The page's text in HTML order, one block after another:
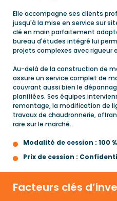
Elle accompagne ses clients
jusqu'à la mise en service sur
clé en main parfaitement
bureau d'études intégré lui
projets complexes avec rigueur
Au-delà de la construction de
assure un service complet de
couvrant aussi bien le
planifiées. Ses équipes
remontage, la modification de
travaux de chaudronnerie,
rare sur le marché.
Modalité de cession : 100
Prix de cession :
Facteurs clés